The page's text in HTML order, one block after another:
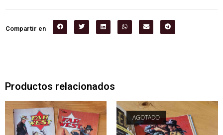
Compartir en
Productos relacionados
AGOTADO